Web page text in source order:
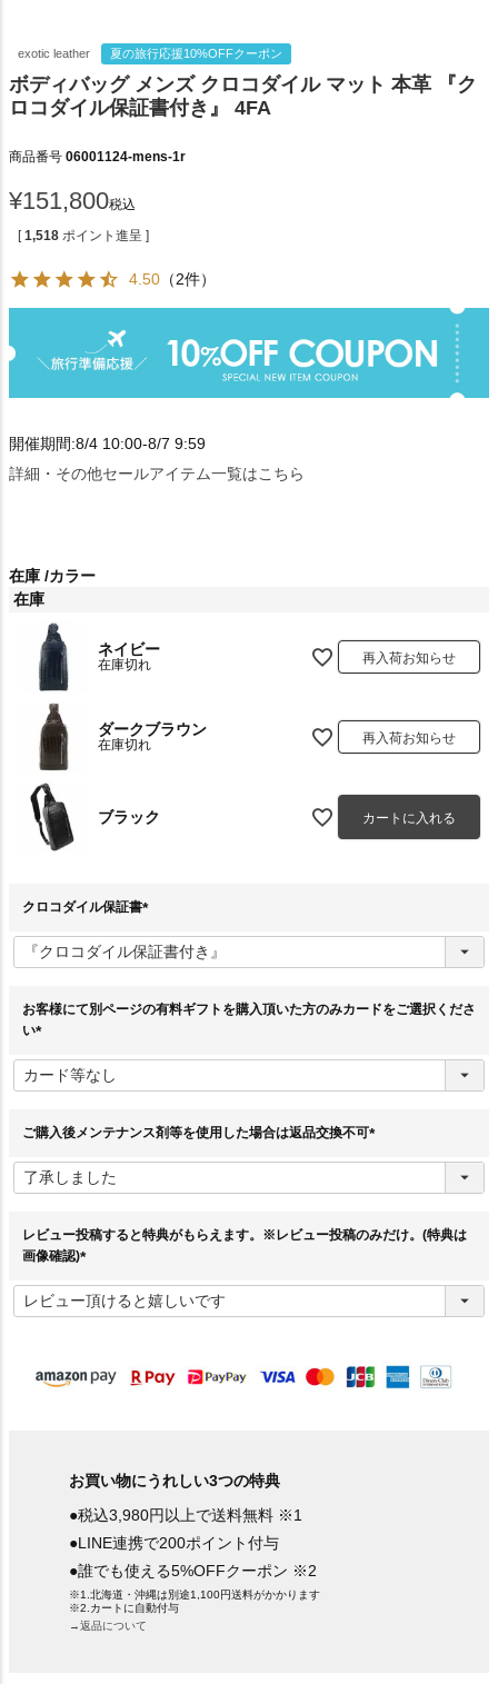
exotic leather 夏の旅行応援10%OFFクーポン
ボディバッグ メンズ クロコダイル マット 本革 『ク
ロコダイル保証書付き』 4FA
商品番号 06001124-mens-1r
¥151,800税込
[ 1,518 ポイント進呈 ]
4.50 （2件）
開催期間:8/4 10:00-8/7 9:59
詳細・その他セールアイテム一覧はこちら
在庫 カラー
在庫
ネイビー
在庫切れ 再入荷お知らせ
ダークブラウン
在庫切れ 再入荷お知らせ
ブラック カートに入れる
クロコダイル保証書
必
須
お客様にて別ページの有料ギフトを購入頂いた方のみカードをご選択くださ
い
必
須
ご購入後メンテナンス剤等を使用した場合は返品交換不可
須
レビュー投稿すると特典がもらえます。※レビュー投稿のみだけ。(特典は
画像確認)
必
須
お買い物にうれしい3つの特典
●税込3,980円以上で送料無料 ※1
●LINE連携で200ポイント付与
●誰でも使える5%OFFクーポン ※2
※1.北海道・沖縄は別途1,100円送料がかかります
※2.カートに自動付与
→返品について